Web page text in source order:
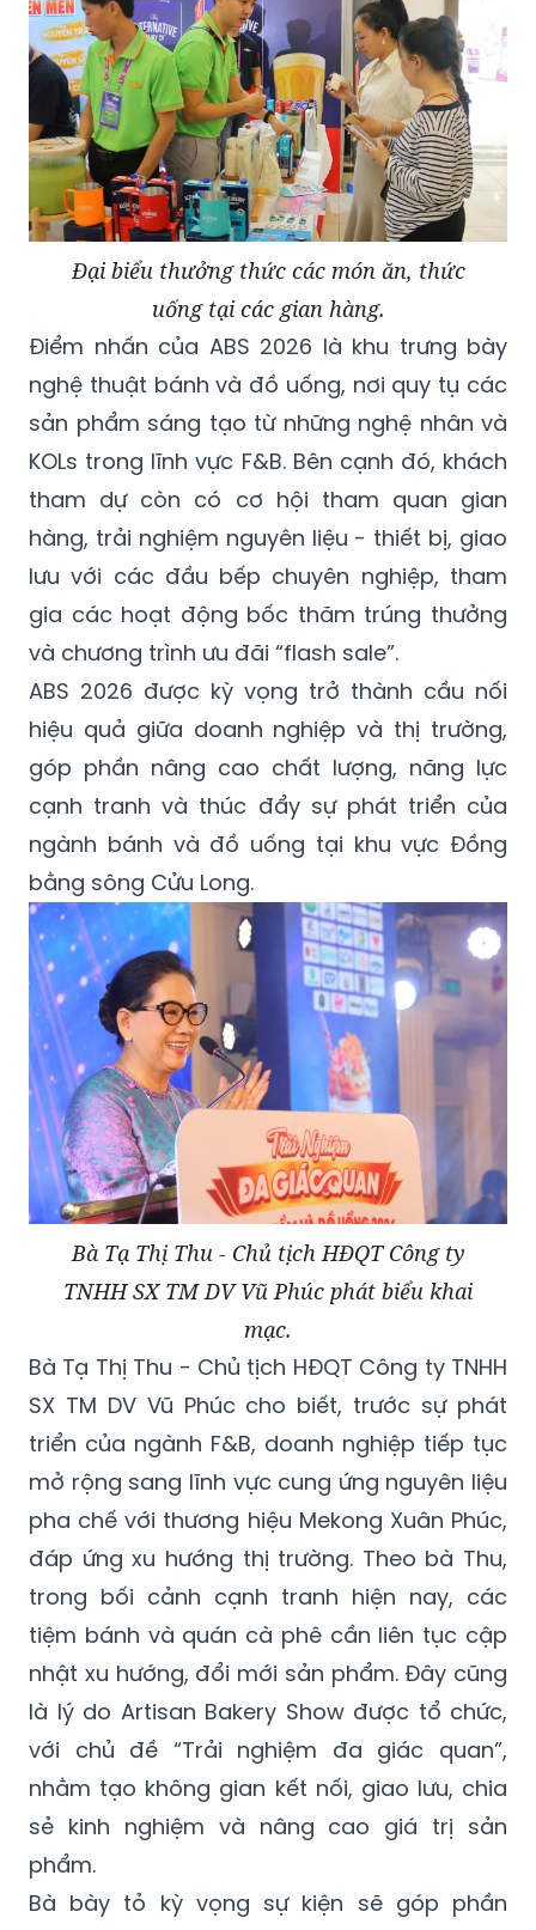
Đại biểu thưởng thức các món ăn, thức
uống tại các gian hàng.
Điểm nhấn của ABS 2026 là khu trưng bày
nghệ thuật bánh và đồ uống, nơi quy tụ các
sản phẩm sáng tạo từ những nghệ nhân và
KOLs trong lĩnh vực F&B. Bên cạnh đó, khách
tham dự còn có cơ hội tham quan gian
hàng, trải nghiệm nguyên liệu - thiết bị, giao
lưu với các đầu bếp chuyên nghiệp, tham
gia các hoạt động bốc thăm trúng thưởng
và chương trình ưu đãi “flash sale”.
ABS 2026 được kỳ vọng trở thành cầu nối
hiệu quả giữa doanh nghiệp và thị trường,
góp phần nâng cao chất lượng, năng lực
cạnh tranh và thúc đẩy sự phát triển của
ngành bánh và đồ uống tại khu vực Đồng
bằng sông Cửu Long.
Bà Tạ Thị Thu - Chủ tịch HĐQT Công ty
TNHH SX TM DV Vũ Phúc phát biểu khai
mạc.
Bà Tạ Thị Thu - Chủ tịch HĐQT Công ty TNHH
SX TM DV Vũ Phúc cho biết, trước sự phát
triển của ngành F&B, doanh nghiệp tiếp tục
mở rộng sang lĩnh vực cung ứng nguyên liệu
pha chế với thương hiệu Mekong Xuân Phúc,
đáp ứng xu hướng thị trường. Theo bà Thu,
trong bối cảnh cạnh tranh hiện nay, các
tiệm bánh và quán cà phê cần liên tục cập
nhật xu hướng, đổi mới sản phẩm. Đây cũng
là lý do Artisan Bakery Show được tổ chức,
với chủ đề “Trải nghiệm đa giác quan”,
nhằm tạo không gian kết nối, giao lưu, chia
sẻ kinh nghiệm và nâng cao giá trị sản
phẩm.
Bà bày tỏ kỳ vọng sự kiện sẽ góp phần